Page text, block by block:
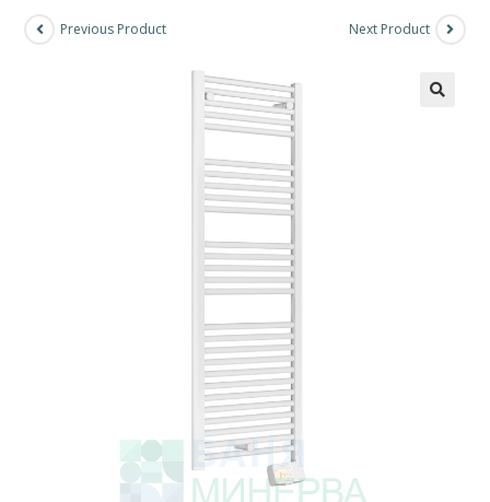
Previous Product Next Product